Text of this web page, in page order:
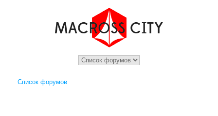
Список форумов